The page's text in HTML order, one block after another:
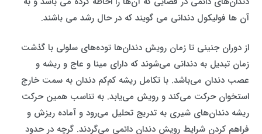
آن ها فولیکول دندانی می گویند که در حال رشد می باشند.
از دوران جنینی تا زمان رویش دندان‌ها توده‌های سلولی با گذشت
زمان تبدیل به دندانی می‌شوند که دارای مینا و عاج و ریشه و
عصب دندان می‌باشد. با تکامل ریشه کم‌کم دندان به سمت خارج
استخوان حرکت می‌کند و رویش می‌یابد. به ‌تناسب همین حرکت
ریشه دندان‌های شیری به‌ تدریج تحلیل می‌رود و آماده ریزش و
فراهم کردن شرایط رویش دندان دائمی می‌گردند. گرچه در حدود